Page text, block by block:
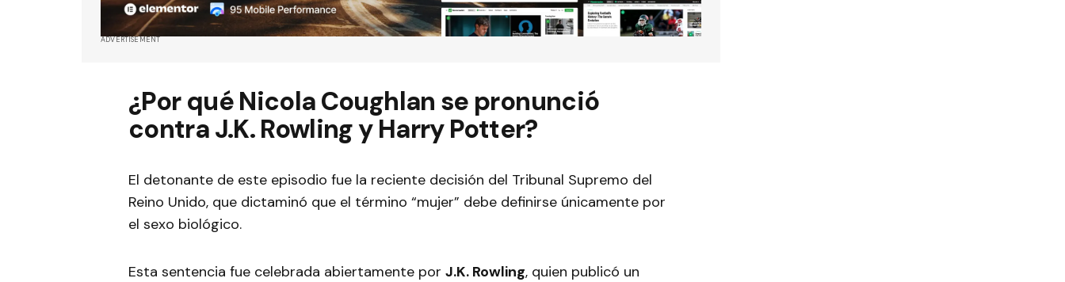
ADVERTISEMENT
¿Por qué Nicola Coughlan se pronunció
contra J.K. Rowling y Harry Potter?
El detonante de este episodio fue la reciente decisión del Tribunal Supremo del
Reino Unido, que dictaminó que el término “mujer” debe definirse únicamente por
el sexo biológico.
Esta sentencia fue celebrada abiertamente por J.K. Rowling, quien publicó un